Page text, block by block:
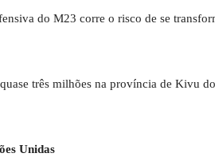
do M23 corre o risco de se
três milhões na província de Kivu
Unidas